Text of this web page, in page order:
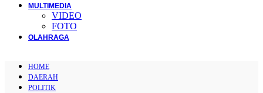
MULTIMEDIA
VIDEO
FOTO
OLAHRAGA
HOME
DAERAH
POLITIK